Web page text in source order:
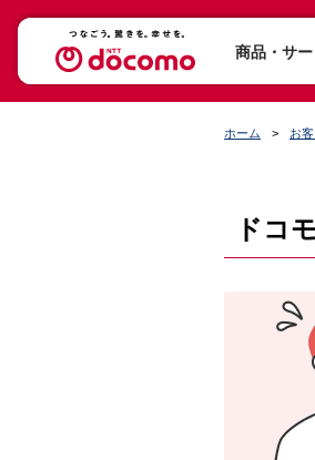
商品・サ
ホーム お
ドコ